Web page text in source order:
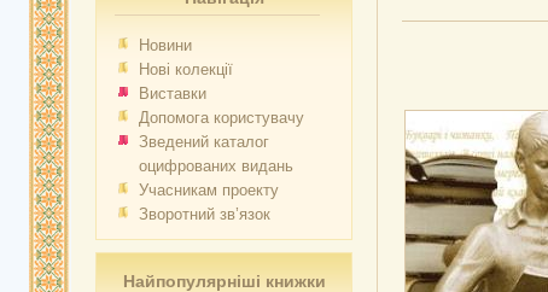
Новини
Нові колекції
Виставки
Допомога користувачу
Зведений каталог
оцифрованих видань
Учасникам проекту
Зворотний зв’язок
Найпопулярніші книжки